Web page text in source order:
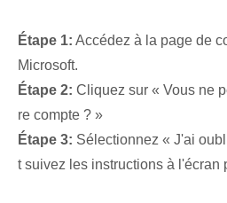
Étape 1: Accédez à la page de
Microsoft.
Étape 2: Cliquez sur « Vous ne
re compte ? »
Étape 3: Sélectionnez « J'ai
t suivez les instructions à l'écran